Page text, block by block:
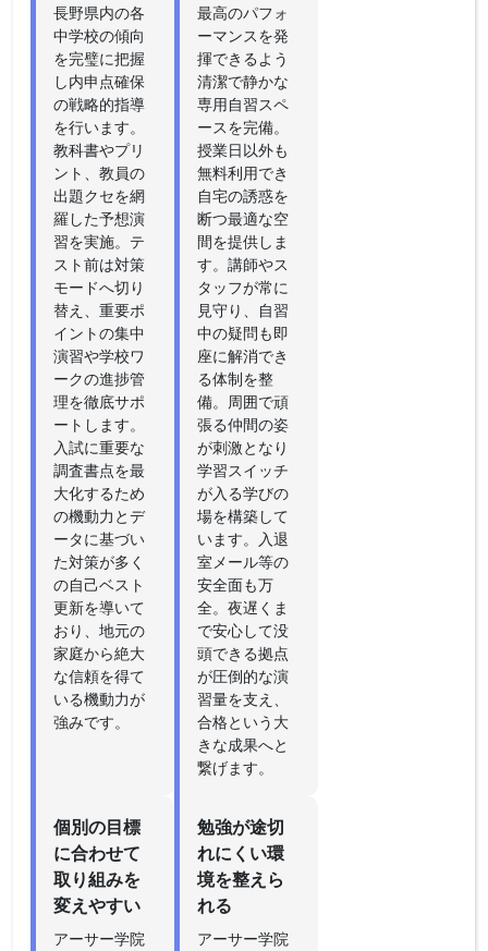
長野県内の各
中学校の傾向
を完璧に把握
し内申点確保
の戦略的指導
を行います。
教科書やプリ
ント、教員の
出題クセを網
羅した予想演
習を実施。テ
スト前は対策
モードへ切り
替え、重要ポ
イントの集中
演習や学校ワ
ークの進捗管
理を徹底サポ
ートします。
入試に重要な
調査書点を最
大化するため
の機動力とデ
ータに基づい
た対策が多く
の自己ベスト
更新を導いて
おり、地元の
家庭から絶大
な信頼を得て
いる機動力が
強みです。
最高のパフォ
ーマンスを発
揮できるよう
清潔で静かな
専用自習スペ
ースを完備。
授業日以外も
無料利用でき
自宅の誘惑を
断つ最適な空
間を提供しま
す。講師やス
タッフが常に
見守り、自習
中の疑問も即
座に解消でき
る体制を整
備。周囲で頑
張る仲間の姿
が刺激となり
学習スイッチ
が入る学びの
場を構築して
います。入退
室メール等の
安全面も万
全。夜遅くま
で安心して没
頭できる拠点
が圧倒的な演
習量を支え、
合格という大
きな成果へと
繋げます。
個別の目標
に合わせて
取り組みを
変えやすい
アーサー学院
勉強が途切
れにくい環
境を整えら
れる
アーサー学院